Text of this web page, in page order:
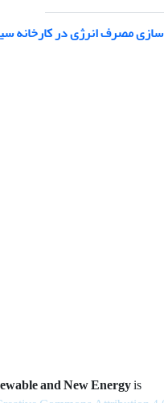
مصرف انرژی در کارخانه
and New Energyis